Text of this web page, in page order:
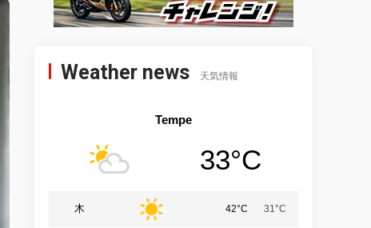
Weather news 天気情報
Tempe
33°C
木 42°C 31°C